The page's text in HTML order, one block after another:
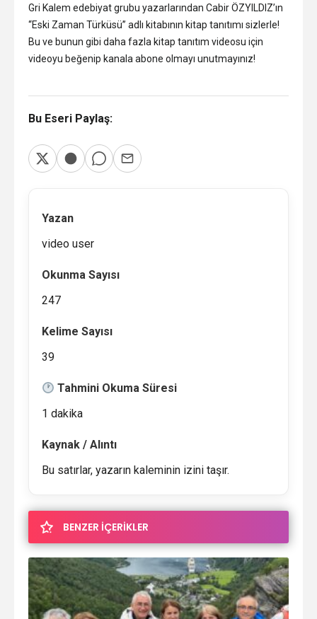
Gri Kalem edebiyat grubu yazarlarından Cabir ÖZYILDIZ’ın
“Eski Zaman Türküsü” adlı kitabının kitap tanıtımı sizlerle!
Bu ve bunun gibi daha fazla kitap tanıtım videosu için
videoyu beğenip kanala abone olmayı unutmayınız!
Bu Eseri Paylaş:
Yazan
video user
Okunma Sayısı
247
Kelime Sayısı
39
Tahmini Okuma Süresi
1 dakika
Kaynak / Alıntı
Bu satırlar, yazarın kaleminin izini taşır.
BENZER İÇERİKLER